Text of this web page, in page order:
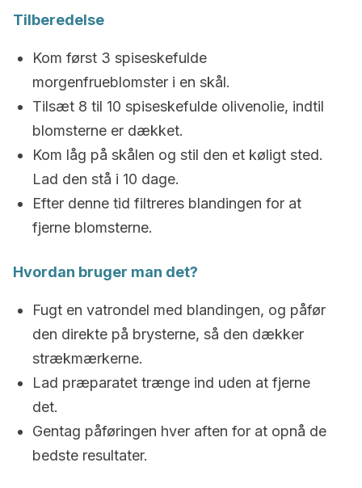
Tilberedelse
Kom først 3 spiseskefulde
morgenfrueblomster i en skål.
Tilsæt 8 til 10 spiseskefulde olivenolie, indtil
blomsterne er dækket.
Kom låg på skålen og stil den et køligt sted.
Lad den stå i 10 dage.
Efter denne tid filtreres blandingen for at
fjerne blomsterne.
Hvordan bruger man det?
Fugt en vatrondel med blandingen, og påfør
den direkte på brysterne, så den dækker
strækmærkerne.
Lad præparatet trænge ind uden at fjerne
det.
Gentag påføringen hver aften for at opnå de
bedste resultater.